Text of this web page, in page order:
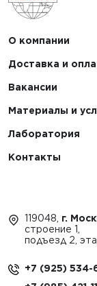
О компании
Доставка и
Вакансии
Материалы и
Лаборатория
Контакты
119048, г.
строение 1,
подъезд 2,
+7 (925) 534-